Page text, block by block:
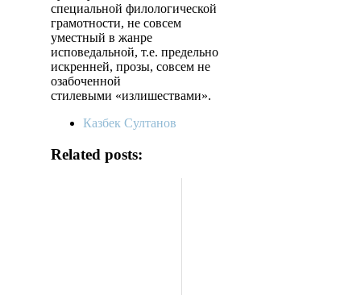
специальной филологической
грамотности, не совсем
уместный в жанре
исповедальной, т.е. предельно
искренней, прозы, совсем не
озабоченной
стилевыми «излишествами».
Казбек Султанов
Related posts: